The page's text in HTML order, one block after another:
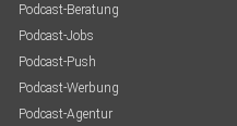
Podcast-Beratung
Podcast-Jobs
Podcast-Push
Podcast-Werbung
Podcast-Agentur